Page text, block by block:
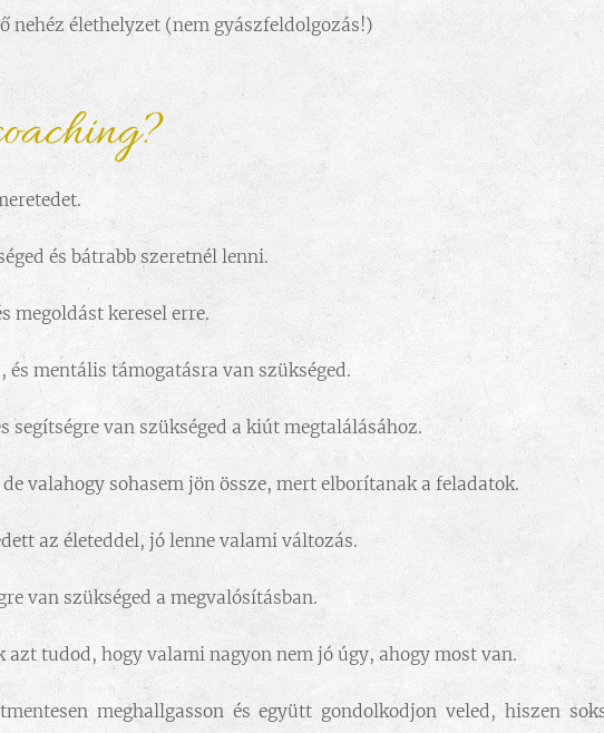
nehéz élethelyzet (nem gyászfeldolgozás!)
és bátrabb szeretnél lenni.
megoldást keresel erre.
mentális támogatásra van szükséged.
segítségre van szükséged a kiút megtalálásához.
valahogy sohasem jön össze, mert elborítanak a feladatok.
az életeddel, jó lenne valami változás.
van szükséged a megvalósításban.
azt tudod, hogy valami nagyon nem jó úgy, ahogy most van.
meghallgasson és együtt gondolkodjon veled, hiszen